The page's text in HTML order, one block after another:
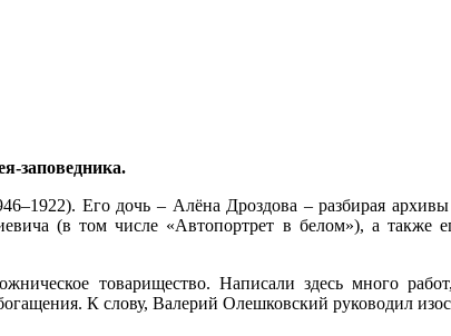
заповедника.
Его дочь – Алёна Дроздова – разбирая архивы
(в том числе «Автопортрет в белом»), а также
товарищество. Написали здесь много
К слову, Валерий Олешковский руководил